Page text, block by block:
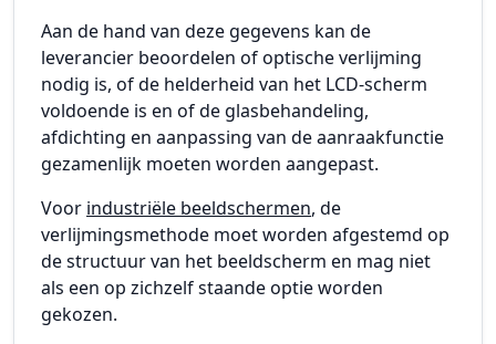
Aan de hand van deze gegevens kan de
leverancier beoordelen of optische verlijming
nodig is, of de helderheid van het LCD-scherm
voldoende is en of de glasbehandeling,
afdichting en aanpassing van de aanraakfunctie
gezamenlijk moeten worden aangepast.
Voor industriële beeldschermen, de
verlijmingsmethode moet worden afgestemd op
de structuur van het beeldscherm en mag niet
als een op zichzelf staande optie worden
gekozen.